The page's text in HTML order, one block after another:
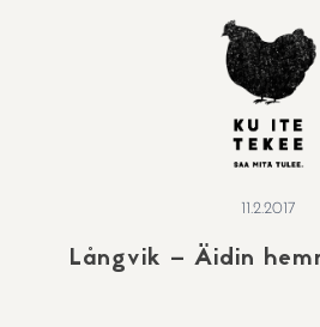
11.2.2017
Långvik – Äidin